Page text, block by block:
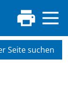
Seite suchen